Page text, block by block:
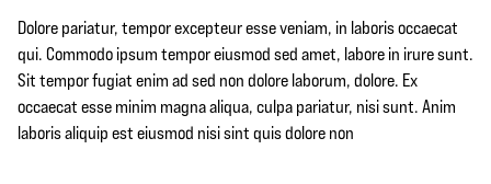
Dolore pariatur, tempor excepteur esse veniam, in laboris occaecat
qui. Commodo ipsum tempor eiusmod sed amet, labore in irure sunt.
Sit tempor fugiat enim ad sed non dolore laborum, dolore. Ex
occaecat esse minim magna aliqua, culpa pariatur, nisi sunt. Anim
laboris aliquip est eiusmod nisi sint quis dolore non